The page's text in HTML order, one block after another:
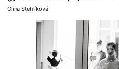
Olina Stehlíková